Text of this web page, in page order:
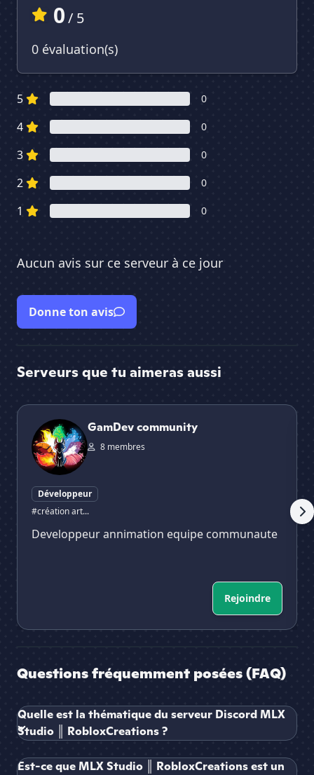
0/ 5
0 évaluation(s)
5 0
4 0
3 0
2 0
1 0
Aucun avis sur ce serveur à ce jour
Donne ton avis
Serveurs que tu aimeras aussi
GamDev community
GamDev community
8 membres
Développeur
#création art...
Developpeur annimation equipe communaute
Rejoindre
Questions fréquemment posées (FAQ)
Quelle est la thématique du serveur Discord MLX
Studio ║ RobloxCreations ?
Est-ce que MLX Studio ║ RobloxCreations est un